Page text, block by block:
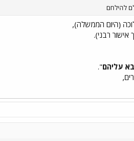
להילחם
(היום הממשלה),
אישור רבני).
עליהם".